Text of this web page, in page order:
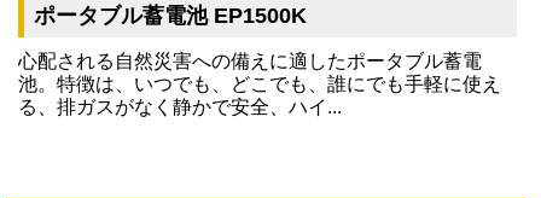
ポータブル蓄電池 EP1500K
心配される自然災害への備えに適したポータブル蓄電
池。特徴は、いつでも、どこでも、誰にでも手軽に使え
る、排ガスがなく静かで安全、ハイ...